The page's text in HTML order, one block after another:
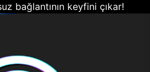
bağlantının keyfini çıkar!